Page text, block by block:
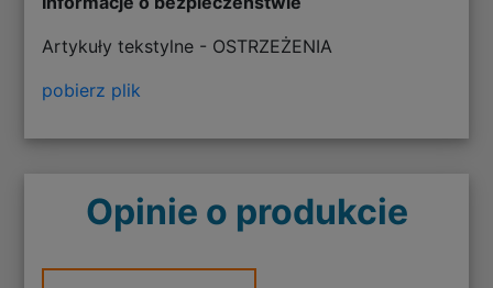
Artykuły tekstylne - OSTRZEŻENIA
pobierz plik
Opinie o produkcie